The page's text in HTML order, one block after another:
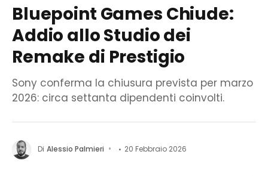
Bluepoint Games Chiude:
Addio allo Studio dei
Remake di Prestigio
Sony conferma la chiusura prevista per marzo
2026: circa settanta dipendenti coinvolti.
Di Alessio Palmieri 20 Febbraio 2026